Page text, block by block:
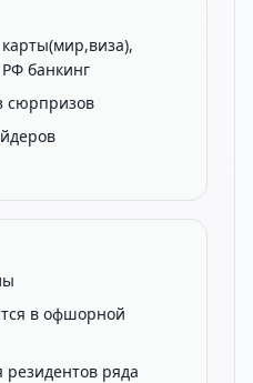
банкинг
сюрпризов
в офшорной
резидентов ряда